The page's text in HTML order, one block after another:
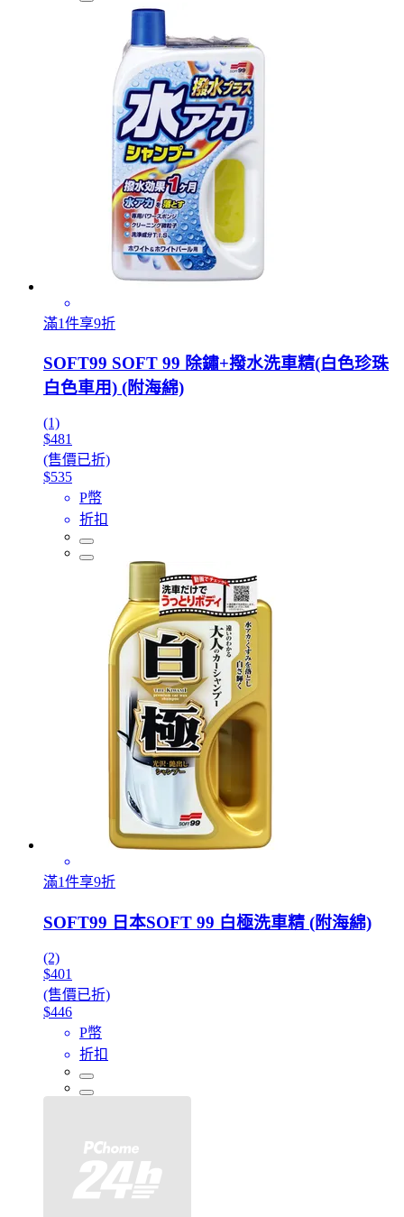
滿1件享9折
SOFT99 SOFT 99 除鏽+撥水洗車精(白色珍珠
白色車用) (附海綿)
(1)
$481
(售價已折)
$535
P幣
折扣
滿1件享9折
SOFT99 日本SOFT 99 白極洗車精 (附海綿)
(2)
$401
(售價已折)
$446
P幣
折扣